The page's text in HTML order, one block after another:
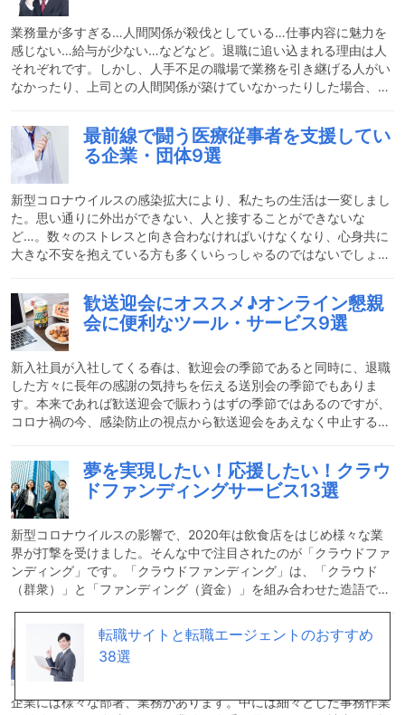
みを抱え一歩踏み出せない方に、寄り添いながら就労を支援するサ
ービスです。この支援は「一般就労したい」と考えている65歳未満
の
業務量が多すぎる…人間関係が殺伐としている…仕事内容に魅力を
感じない…給与が少ない…などなど。退職に追い込まれる理由は人
それぞれです。しかし、人手不足の職場で業務を引き継げる人がい
なかったり、上司との人間関係が築けていなかったりした場合、な
なかなか言い出せない退職問題。それを解決してくれる「退職代行
サービス」というものがあることをご存じですか？今回は、様々な
角度からあなたの退職をサポートしてくれる退職代行サービスをご
紹介します。退職代行サービスを利用する上での注意点「退職代行
サービス」は自分から退職の意思を伝えなくても会社を退職できる
最前線で闘う医療従事者を支援してい
る企業・団体9選
新型コロナウイルスの感染拡大により、私たちの生活は一変しまし
た。思い通りに外出ができない、人と接することができないな
ど…。数々のストレスと向き合わなければいけなくなり、心身共に
大きな不安を抱えている方も多くいらっしゃるのではないでしょう
健康と生活を支えてくれているのが医療従事者の方々です。私たち
の日々の生活を必死に守ろうとコロナと日々向き合ってくださって
いる医療従事者の方々には本当に頭が下がります（ありがとうござ
います）。そんな日頃の感謝を込めて、各企業・団体では最前線で
コロナと闘う医療従事者の方々に様々な支援活動を開始しました。
今回
歓送迎会にオススメ♪オンライン懇親
会に便利なツール・サービス9選
新入社員が入社してくる春は、歓迎会の季節であると同時に、退職
した方々に長年の感謝の気持ちを伝える送別会の季節でもありま
す。本来であれば歓送迎会で賑わうはずの季節ではあるのですが、
コロナ禍の今、感染防止の視点から歓送迎会をあえなく中止する会
懇親会に特化したオンラインサービスです。オンラインツールなの
でコロナ感染の心配はもちろんありません。今回は、これからの時
代の新常識になる可能性が非常に高い「オンライン懇親用の便利な
ツール＆サービス」をご紹介します。コロナ禍でリモートワークが
進み、なかなか社員同士の親睦が図れない企業の方にもおすすめの
サ
夢を実現したい！応援したい！クラウ
ドファンディングサービス13選
新型コロナウイルスの影響で、2020年は飲食店をはじめ様々な業
界が打撃を受けました。そんな中で注目されたのが「クラウドファ
ンディング」です。「クラウドファンディング」は、「クラウド
（群衆）」と「ファンディング（資金）」を組み合わせた造語で、
達すること」です。「こんな商品を作りたい」「こんなサービスを
提供したい」といったアイデアを持つ「プロジェクト発案者」を、
共感した人々が「支援者」として応援する仕組みです。プロジェク
ト発案者は、支援者へのリターンとしてモノやサービスを提供しま
す。支援者は発案者のアイデアやサービスを応援しながら、「まだ
事務作業の効率化を！オススメ事務代
行サービス9選
企業には様々な部署、業務があります。中には細々とした事務作業
転職サイトと転職エージェントのおすすめ
38選